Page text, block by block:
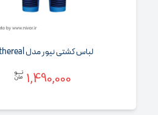
لباس کشتی نیور مدل Ethereal
1,490,000